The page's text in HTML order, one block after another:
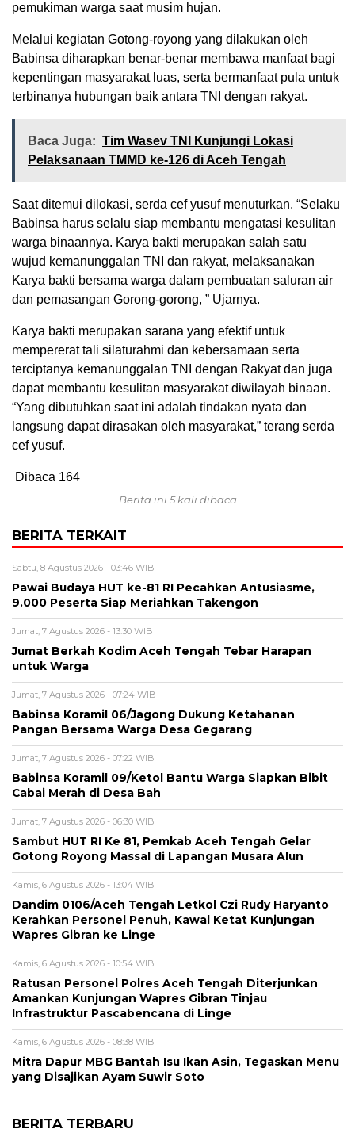
pemukiman warga saat musim hujan.
Melalui kegiatan Gotong-royong yang dilakukan oleh
Babinsa diharapkan benar-benar membawa manfaat bagi
kepentingan masyarakat luas, serta bermanfaat pula untuk
terbinanya hubungan baik antara TNI dengan rakyat.
Baca Juga: Tim Wasev TNI Kunjungi Lokasi
Pelaksanaan TMMD ke-126 di Aceh Tengah
Saat ditemui dilokasi, serda cef yusuf menuturkan. “Selaku
Babinsa harus selalu siap membantu mengatasi kesulitan
warga binaannya. Karya bakti merupakan salah satu
wujud kemanunggalan TNI dan rakyat, melaksanakan
Karya bakti bersama warga dalam pembuatan saluran air
dan pemasangan Gorong-gorong, ” Ujarnya.
Karya bakti merupakan sarana yang efektif untuk
mempererat tali silaturahmi dan kebersamaan serta
terciptanya kemanunggalan TNI dengan Rakyat dan juga
dapat membantu kesulitan masyarakat diwilayah binaan.
“Yang dibutuhkan saat ini adalah tindakan nyata dan
langsung dapat dirasakan oleh masyarakat,” terang serda
cef yusuf.
Dibaca 164
Berita ini 5 kali dibaca
BERITA TERKAIT
Sabtu, 8 Agustus 2026 - 03:46 WIB
Pawai Budaya HUT ke-81 RI Pecahkan Antusiasme,
9.000 Peserta Siap Meriahkan Takengon
Jumat, 7 Agustus 2026 - 13:30 WIB
Jumat Berkah Kodim Aceh Tengah Tebar Harapan
untuk Warga
Jumat, 7 Agustus 2026 - 07:24 WIB
‎Babinsa Koramil 06/Jagong Dukung Ketahanan
Pangan Bersama Warga Desa Gegarang
Jumat, 7 Agustus 2026 - 07:22 WIB
‎Babinsa Koramil 09/Ketol Bantu Warga Siapkan Bibit
Cabai Merah di Desa Bah
Jumat, 7 Agustus 2026 - 06:30 WIB
Sambut HUT RI Ke 81, Pemkab Aceh Tengah Gelar
Gotong Royong Massal di Lapangan Musara Alun
Kamis, 6 Agustus 2026 - 13:04 WIB
Dandim 0106/Aceh Tengah Letkol Czi Rudy Haryanto
Kerahkan Personel Penuh, Kawal Ketat Kunjungan
Wapres Gibran ke Linge
Kamis, 6 Agustus 2026 - 10:54 WIB
Ratusan Personel Polres Aceh Tengah Diterjunkan
Amankan Kunjungan Wapres Gibran Tinjau
Infrastruktur Pascabencana di Linge
Kamis, 6 Agustus 2026 - 08:38 WIB
‎Mitra Dapur MBG Bantah Isu Ikan Asin, Tegaskan Menu
yang Disajikan Ayam Suwir Soto
BERITA TERBARU